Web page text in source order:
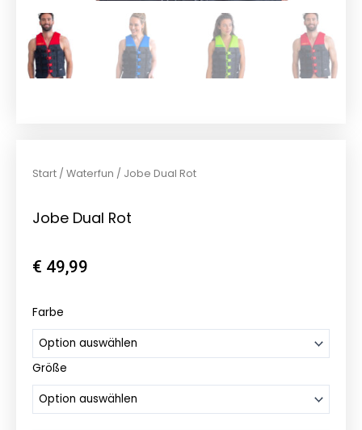
Start / Waterfun / Jobe Dual Rot
Jobe Dual Rot
€ 49,99
Farbe
Größe
Jobe
Dual
Rot
Menge